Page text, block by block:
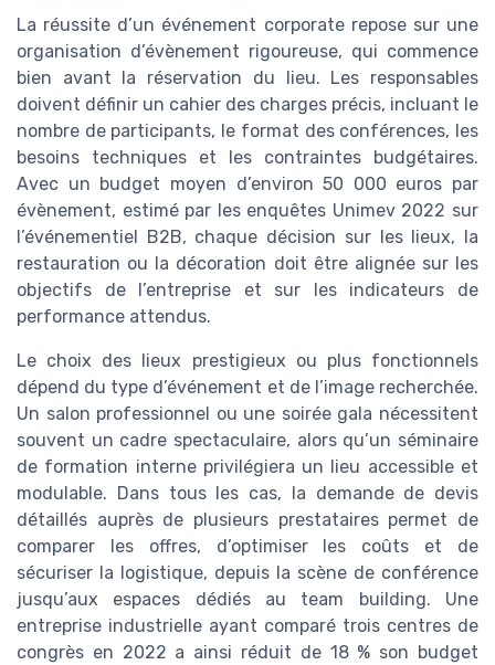
La réussite d’un événement corporate repose sur une
organisation d’évènement rigoureuse, qui commence
bien avant la réservation du lieu. Les responsables
doivent définir un cahier des charges précis, incluant le
nombre de participants, le format des conférences, les
besoins techniques et les contraintes budgétaires.
Avec un budget moyen d’environ 50 000 euros par
évènement, estimé par les enquêtes Unimev 2022 sur
l’événementiel B2B, chaque décision sur les lieux, la
restauration ou la décoration doit être alignée sur les
objectifs de l’entreprise et sur les indicateurs de
performance attendus.
Le choix des lieux prestigieux ou plus fonctionnels
dépend du type d’événement et de l’image recherchée.
Un salon professionnel ou une soirée gala nécessitent
souvent un cadre spectaculaire, alors qu’un séminaire
de formation interne privilégiera un lieu accessible et
modulable. Dans tous les cas, la demande de devis
détaillés auprès de plusieurs prestataires permet de
comparer les offres, d’optimiser les coûts et de
sécuriser la logistique, depuis la scène de conférence
jusqu’aux espaces dédiés au team building. Une
entreprise industrielle ayant comparé trois centres de
congrès en 2022 a ainsi réduit de 18 % son budget